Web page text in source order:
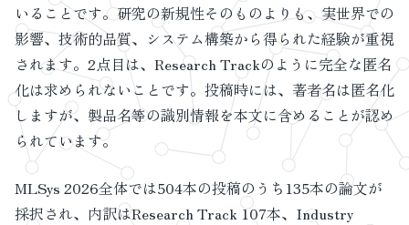
いることです。研究の新規性そのものよりも、実世界での
影響、技術的品質、システム構築から得られた経験が重視
されます。2点目は、Research Trackのように完全な匿名
化は求められないことです。投稿時には、著者名は匿名化
しますが、製品名等の識別情報を本文に含めることが認め
られています。
MLSys 2026全体では504本の投稿のうち135本の論文が
採択され、内訳はResearch Track 107本、Industry